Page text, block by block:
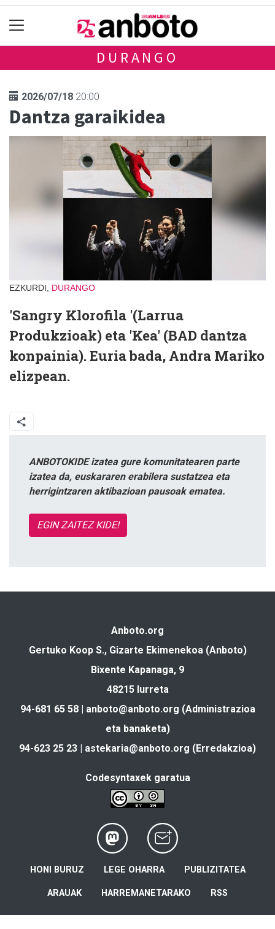
DURANGO
2026/07/18 20:00
Dantza garaikidea
EZKURDI, DURANGO
'Sangry Klorofila '(Larrua
Produkzioak) eta 'Kea' (BAD dantza
konpainia). Euria bada, Andra Mariko
elizpean.
ANBOTOKIDE izatea gure komunitatearen parte
izatea da, euskararen erabilera sustatzea eta
herrigintzaren aktibazioan pausoak ematea.
EGIN ZAITEZ KIDE!
Anboto.org
Gertuko Koop S., Gizarte Ekimenekoa (Anboto)
Bixente Kapanaga, 9
48215 Iurreta
94-681 65 58 | anboto@anboto.org (Administrazioa
eta banaketa)
94-623 25 23 | astekaria@anboto.org (Erredakzioa)
Codesyntaxek garatua
HONI BURUZ LEGE OHARRA PUBLIZITATEA
ARAUAK HARREMANETARAKO RSS